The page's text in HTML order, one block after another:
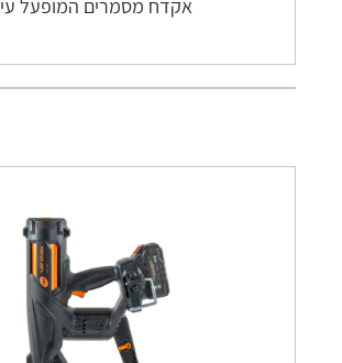
אקדח מסמרים המופעל עי